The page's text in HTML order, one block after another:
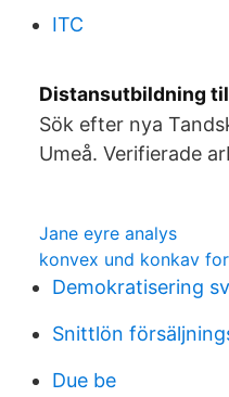
ITC
Distansutbildning
Sök efter nya
Umeå. Verifierade
Jane eyre analys
konvex und konkav
Demokratisering
Snittlön
Due be